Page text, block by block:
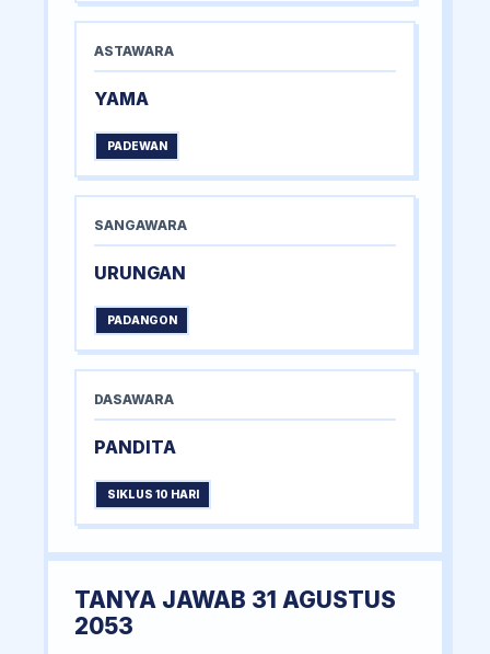
ASTAWARA
YAMA
PADEWAN
SANGAWARA
URUNGAN
PADANGON
DASAWARA
PANDITA
SIKLUS 10 HARI
TANYA JAWAB 31 AGUSTUS
2053